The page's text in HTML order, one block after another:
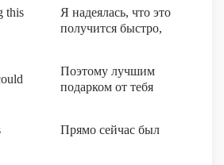
this
Я надеялась, что это
получится быстро,
Поэтому лучшим
подарком от тебя
Прямо сейчас был